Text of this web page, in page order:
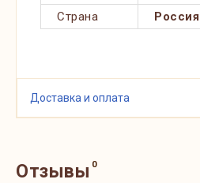
Страна
Россия
Доставка и оплата
Отзывы 0